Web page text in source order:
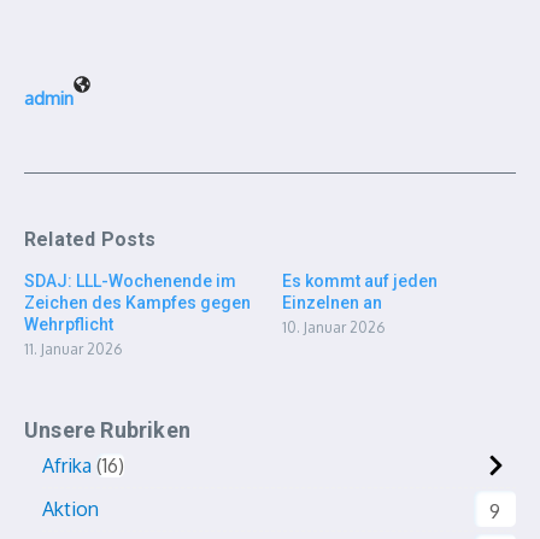
admin
Related Posts
SDAJ: LLL-Wochenende im
Zeichen des Kampfes gegen
Wehrpflicht
11. Januar 2026
Es kommt auf jeden
Einzelnen an
10. Januar 2026
Unsere Rubriken
Afrika 16
Aktion
9